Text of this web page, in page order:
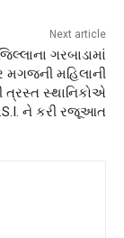
Next article
ગરબાડામાં
મગજની મહિલાની
ત્રસ્ત સ્થાનિકોએ
ને કરી રજૂઆત